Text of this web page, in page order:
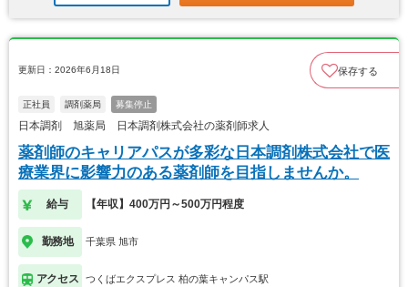
更新日：2026年6月18日 保存する
正社員 調剤薬局 募集停止
日本調剤 旭薬局 日本調剤株式会社の薬剤師求人
薬剤師のキャリアパスが多彩な日本調剤株式会社で医
療業界に影響力のある薬剤師を目指しませんか。
給与 【年収】400万円～500万円程度
勤務地 千葉県 旭市
アクセス つくばエクスプレス 柏の葉キャンパス駅